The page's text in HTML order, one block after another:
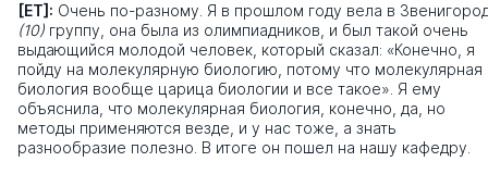
[ЕТ]: Очень по-разному. Я в прошлом году вела в
(10) группу, она была из олимпиадников, и был такой очень
выдающийся молодой человек, который сказал: «Конечно, я
пойду на молекулярную биологию, потому что молекулярная
биология вообще царица биологии и все такое». Я ему
объяснила, что молекулярная биология, конечно, да, но
методы применяются везде, и у нас тоже, а знать
разнообразие полезно. В итоге он пошел на нашу кафедру.